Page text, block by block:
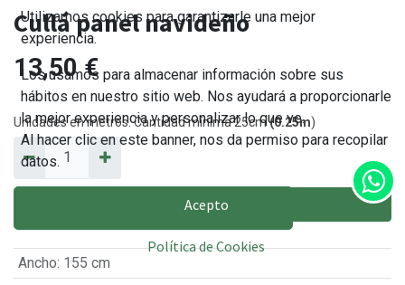
Cullá panel navideño
13,50€
Unidades en metros. Cantidad mínima 25cm(0.25m)
AÑADIR AL CARRITO
Ancho: 155 cm
Utilizamos cookies para garantizarle una mejor
experiencia.
Los usamos para almacenar información sobre sus
hábitos en nuestro sitio web. Nos ayudará a proporcionarle
la mejor experiencia y personalizar lo que ve.
Al hacer clic en este banner, nos da permiso para recopilar
datos.
Acepto
Política de Cookies